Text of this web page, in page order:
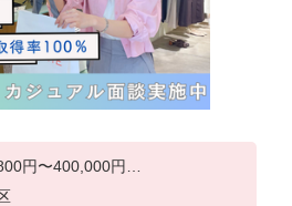
円〜400,000円
：月給300,000円〜 ※試用期間